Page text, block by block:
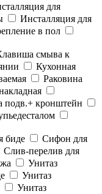
для
Инсталляция для
в пол
смыва к
Кухонная
Раковина
подв.+ кронштейн
биде
Сифон для
Слив-перелив для
Унитаз
Унитаз
Унитаз